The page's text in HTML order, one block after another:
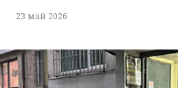
23 май 2026